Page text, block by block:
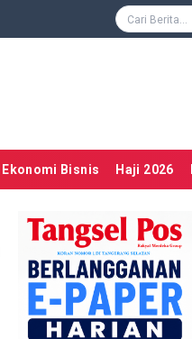
Ekonomi Bisnis Haji 2026